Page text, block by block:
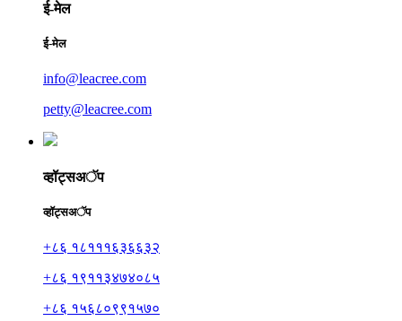
ई-मेल
ई-मेल
info@leacree.com
petty@leacree.com
व्हॉट्सअॅप
व्हॉट्सअॅप
+८६ १८१११६३६६३२
+८६ १९११३४७४०८५
+८६ १५६८०९९१५७०